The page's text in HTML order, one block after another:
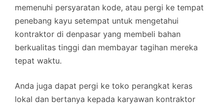
memenuhi persyaratan kode, atau pergi ke tempat
penebang kayu setempat untuk mengetahui
kontraktor di denpasar yang membeli bahan
berkualitas tinggi dan membayar tagihan mereka
tepat waktu.
Anda juga dapat pergi ke toko perangkat keras
lokal dan bertanya kepada karyawan kontraktor